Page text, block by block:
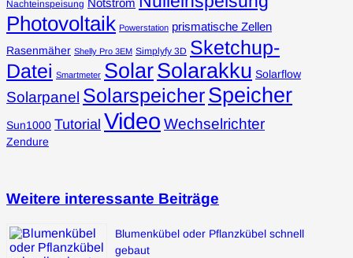
Nachteinspeisung Notstrom
Photovoltaik Powerstation prismatische Zellen
Rasenmäher Shelly Pro 3EM Simplyfy 3D Sketchup-
Datei Smartmeter SolarSolarakku Solarflow
Solarpanel SolarspeicherSpeicher
Sun1000 Tutorial Video Wechselrichter
Zendure
Weitere interessante Beiträge
Blumenkübel oder Pflanzkübel schnell
gebaut